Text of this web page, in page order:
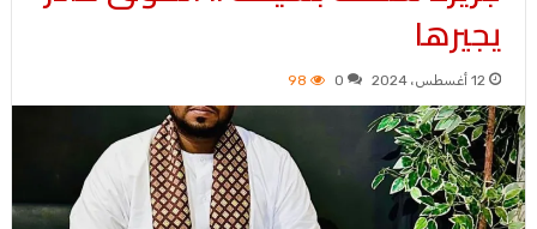
يجيرها
12 أغسطس، 2024 0
98